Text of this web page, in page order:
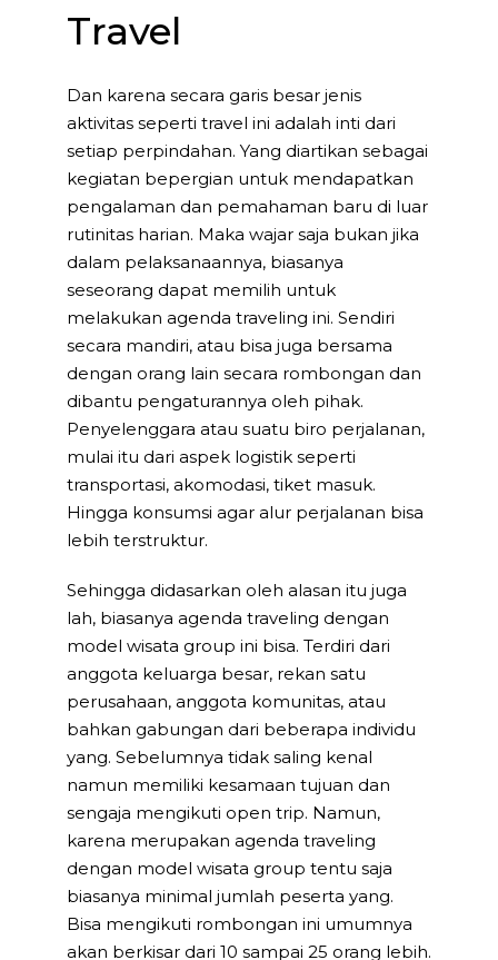
Travel
Dan karena secara garis besar jenis
aktivitas seperti travel ini adalah inti dari
setiap perpindahan. Yang diartikan sebagai
kegiatan bepergian untuk mendapatkan
pengalaman dan pemahaman baru di luar
rutinitas harian. Maka wajar saja bukan jika
dalam pelaksanaannya, biasanya
seseorang dapat memilih untuk
melakukan agenda traveling ini. Sendiri
secara mandiri, atau bisa juga bersama
dengan orang lain secara rombongan dan
dibantu pengaturannya oleh pihak.
Penyelenggara atau suatu biro perjalanan,
mulai itu dari aspek logistik seperti
transportasi, akomodasi, tiket masuk.
Hingga konsumsi agar alur perjalanan bisa
lebih terstruktur.
Sehingga didasarkan oleh alasan itu juga
lah, biasanya agenda traveling dengan
model wisata group ini bisa. Terdiri dari
anggota keluarga besar, rekan satu
perusahaan, anggota komunitas, atau
bahkan gabungan dari beberapa individu
yang. Sebelumnya tidak saling kenal
namun memiliki kesamaan tujuan dan
sengaja mengikuti open trip. Namun,
karena merupakan agenda traveling
dengan model wisata group tentu saja
biasanya minimal jumlah peserta yang.
Bisa mengikuti rombongan ini umumnya
akan berkisar dari 10 sampai 25 orang lebih.